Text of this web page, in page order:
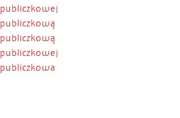
publiczkowej
publiczkową
publiczkową
publiczkowej
publiczkowa